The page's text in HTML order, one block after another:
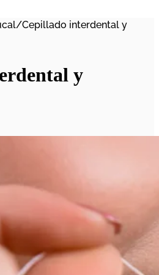
/Cepillado interdental y
y